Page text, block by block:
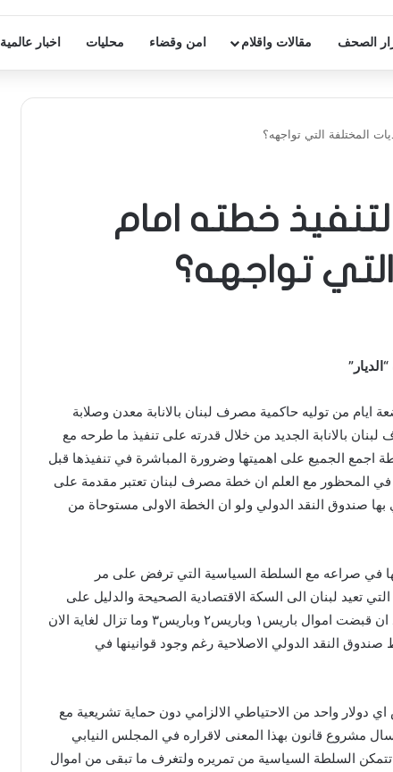
الصحف مقالات واقلام امن وقضاء محليات اخبار عالمية
المختلفة التي تواجهه؟
خطته امام
التي تواجهه؟
ايام من توليه حاكمية مصرف لبنان بالانابة معدن وصلابة
بالانابة الجديد من خلال قدرته على تنفيذ ما طرحه مع
اجمع الجميع على اهميتها وضرورة المباشرة في تنفيذها قبل
في المحظور مع العلم ان خطة مصرف لبنان تعتبر مقدمة على
بها صندوق النقد الدولي ولو ان الخطة الاولى مستوحاة من
في صراعه مع السلطة السياسية التي ترفض على مر
تعيد لبنان الى السكة الاقتصادية الصحيحة والدليل على
ذلك تملصها من تنفيذها بعد ان قبضت اموال باريس١ وباريس٢ وباريس٣ وما تزال لغاية الان
النقد الدولي الاصلاحية رغم وجود قوانينها في
دولار واحد من الاحتياطي الالزامي دون حماية تشريعية مع
مشروع قانون بهذا المعنى لاقراره في المجلس النيابي
تتمكن السلطة السياسية من تمريره ولتغرف ما تبقى من اموال